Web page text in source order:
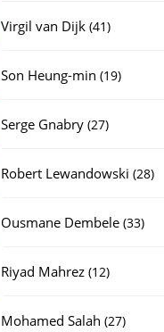
Virgil van Dijk 4141
Son Heung-min 1919
Serge Gnabry 2727
Robert Lewandowski 2828
Ousmane Dembele 3333
Riyad Mahrez 1212
Mohamed Salah 2727